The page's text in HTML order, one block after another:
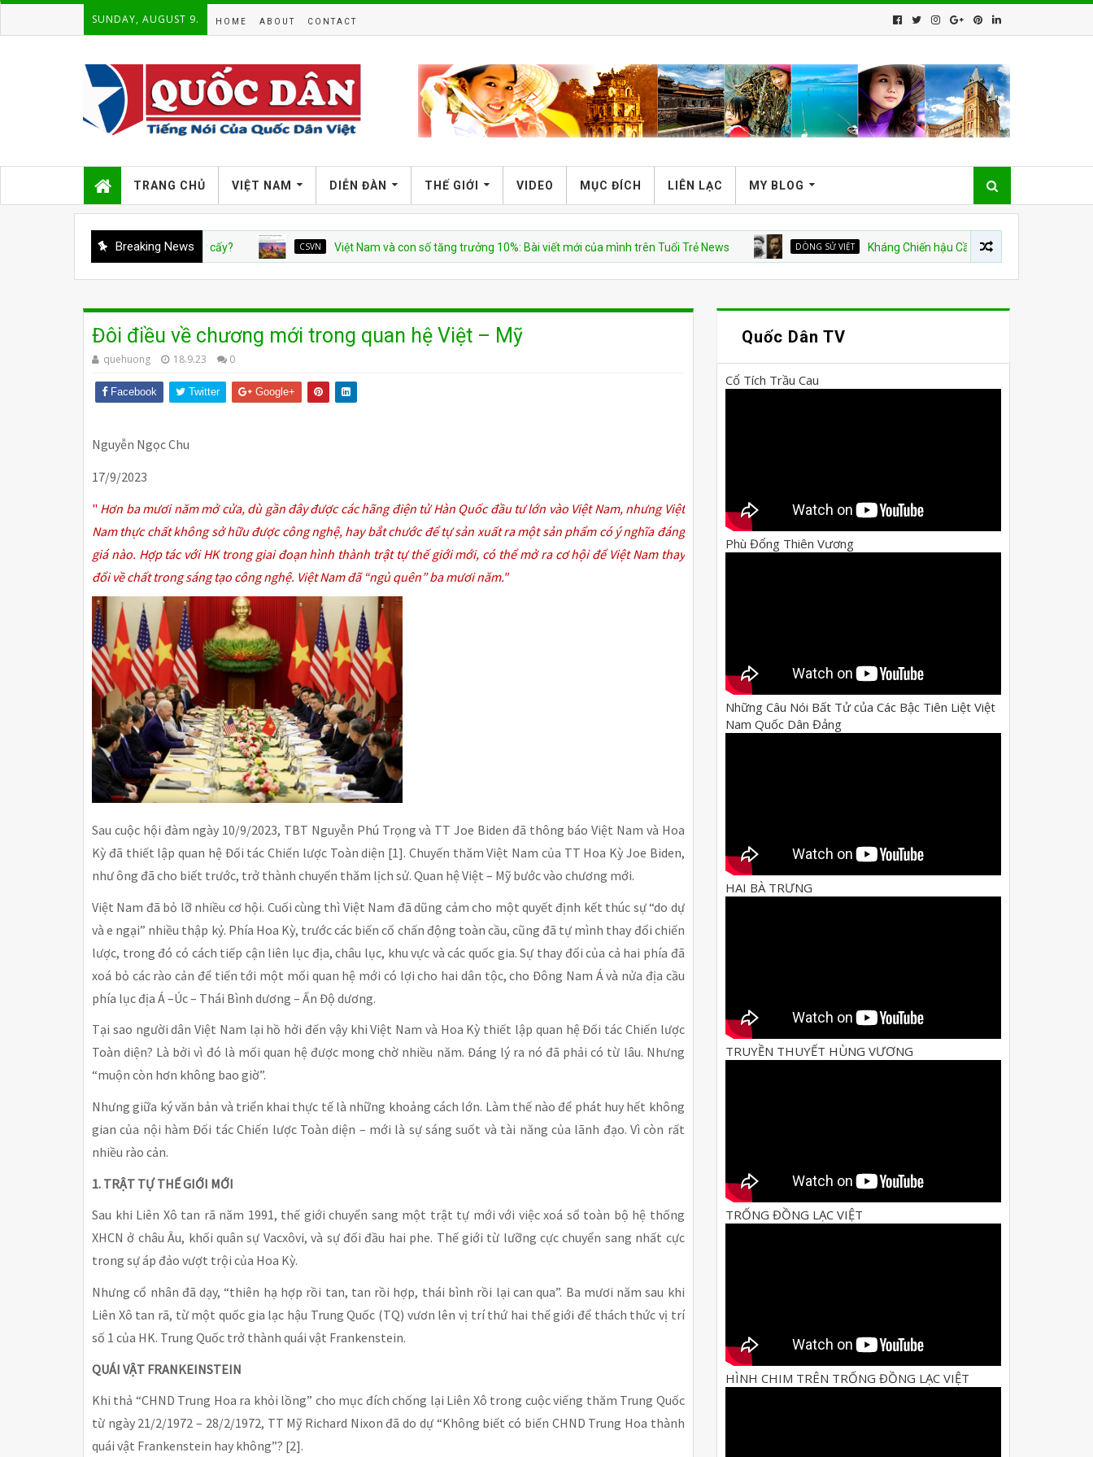
SUNDAY, AUGUST 9. HOME ABOUT CONTACT
TRANG CHỦ VIỆT NAM DIỄN ĐÀN THẾ GIỚI VIDEO MỤC ĐÍCH LIÊN LẠC MY BLOG
Breaking News CSVN Việt Nam và con số tăng trưởng 10%: Bài viết mới của mình trên Tuổi Trẻ News DÒNG SỬ VIỆT Kháng Chiến hậu Cần Vương và Ý Thức Mới của Dân
Đôi điều về chương mới trong quan hệ Việt – Mỹ
quehuong 18.9.23 0
Facebook Twitter Google+
Nguyễn Ngọc Chu
17/9/2023
" Hơn ba mươi năm mở cửa, dù gần đây được các hãng điện tử Hàn Quốc đầu tư lớn vào Việt Nam, nhưng Việt
Nam thực chất không sở hữu được công nghệ, hay bắt chước để tự sản xuất ra một sản phẩm có ý nghĩa đáng
giá nào. Hợp tác với HK trong giai đoạn hình thành trật tự thế giới mới, có thể mở ra cơ hội để Việt Nam thay
đổi về chất trong sáng tạo công nghệ. Việt Nam đã “ngủ quên” ba mươi năm."
Sau cuộc hội đàm ngày 10/9/2023, TBT Nguyễn Phú Trọng và TT Joe Biden đã thông báo Việt Nam và Hoa
Kỳ đã thiết lập quan hệ Đối tác Chiến lược Toàn diện [1]. Chuyến thăm Việt Nam của TT Hoa Kỳ Joe Biden,
như ông đã cho biết trước, trở thành chuyến thăm lịch sử. Quan hệ Việt – Mỹ bước vào chương mới.
Việt Nam đã bỏ lỡ nhiều cơ hội. Cuối cùng thì Việt Nam đã dũng cảm cho một quyết định kết thúc sự “do dự
và e ngại” nhiều thập kỷ. Phía Hoa Kỳ, trước các biến cố chấn động toàn cầu, cũng đã tự mình thay đổi chiến
lược, trong đó có cách tiếp cận liên lục địa, châu lục, khu vực và các quốc gia. Sự thay đổi của cả hai phía đã
xoá bỏ các rào cản để tiến tới một mối quan hệ mới có lợi cho hai dân tộc, cho Đông Nam Á và nửa địa cầu
phía lục địa Á –Úc – Thái Bình dương – Ấn Độ dương.
Tại sao người dân Việt Nam lại hồ hởi đến vậy khi Việt Nam và Hoa Kỳ thiết lập quan hệ Đối tác Chiến lược
Toàn diện? Là bởi vì đó là mối quan hệ được mong chờ nhiều năm. Đáng lý ra nó đã phải có từ lâu. Nhưng
“muộn còn hơn không bao giờ”.
Nhưng giữa ký văn bản và triển khai thực tế là những khoảng cách lớn. Làm thế nào để phát huy hết không
gian của nội hàm Đối tác Chiến lược Toàn diện – mới là sự sáng suốt và tài năng của lãnh đạo. Vì còn rất
nhiều rào cản.
1. TRẬT TỰ THẾ GIỚI MỚI
Sau khi Liên Xô tan rã năm 1991, thế giới chuyển sang một trật tự mới với việc xoá sổ toàn bộ hệ thống
XHCN ở châu Âu, khối quân sự Vacxôvi, và sự đối đầu hai phe. Thế giới từ lưỡng cực chuyển sang nhất cực
trong sự áp đảo vượt trội của Hoa Kỳ.
Nhưng cổ nhân đã dạy, “thiên hạ hợp rồi tan, tan rồi hợp, thái bình rồi lại can qua”. Ba mươi năm sau khi
Liên Xô tan rã, từ một quốc gia lạc hậu Trung Quốc (TQ) vươn lên vị trí thứ hai thế giới để thách thức vị trí
số 1 của HK. Trung Quốc trở thành quái vật Frankenstein.
QUÁI VẬT FRANKEINSTEIN
Khi thả “CHND Trung Hoa ra khỏi lồng” cho mục đích chống lại Liên Xô trong cuộc viếng thăm Trung Quốc
từ ngày 21/2/1972 – 28/2/1972, TT Mỹ Richard Nixon đã do dự “Không biết có biến CHND Trung Hoa thành
quái vật Frankenstein hay không”? [2].
Quốc Dân TV
Cổ Tích Trầu Cau
Phù Đổng Thiên Vương
Những Câu Nói Bất Tử của Các Bậc Tiên Liệt Việt
Nam Quốc Dân Đảng
HAI BÀ TRƯNG
TRUYỀN THUYẾT HÙNG VƯƠNG
TRỐNG ĐỒNG LẠC VIỆT
HÌNH CHIM TRÊN TRỐNG ĐỒNG LẠC VIỆT